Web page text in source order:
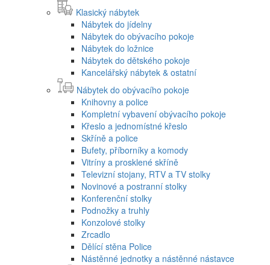
Klasický nábytek
Nábytek do jídelny
Nábytek do obývacího pokoje
Nábytek do ložnice
Nábytek do dětského pokoje
Kancelářský nábytek & ostatní
Nábytek do obývacího pokoje
Knihovny a police
Kompletní vybavení obývacího pokoje
Křeslo a jednomístné křeslo
Skříně a police
Bufety, příborníky a komody
Vitríny a prosklené skříně
Televizní stojany, RTV a TV stolky
Novinové a postranní stolky
Konferenční stolky
Podnožky a truhly
Konzolové stolky
Zrcadlo
Dělící stěna Police
Nástěnné jednotky a nástěnné nástavce